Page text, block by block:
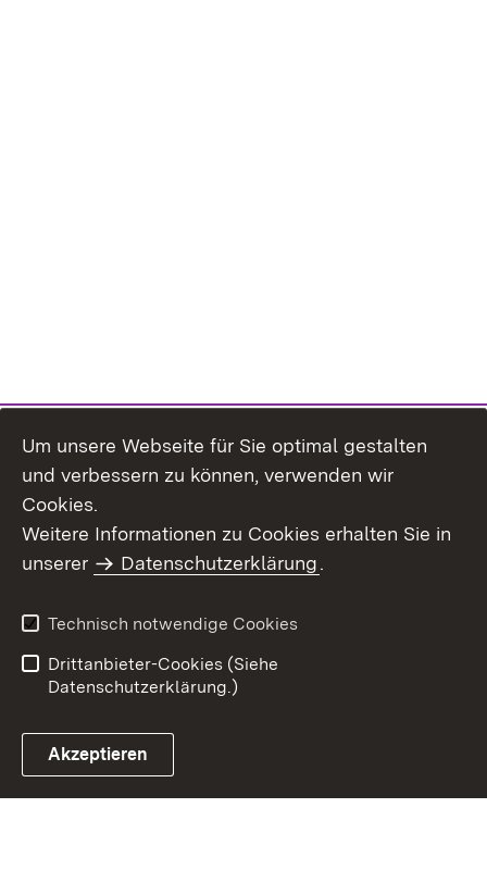
Benutzungshinweise
Erklärung zur
Um unsere Webseite für Sie optimal gestalten
und verbessern zu können, verwenden wir
Cookies.
Weitere Informationen zu Cookies erhalten Sie in
unserer
Datenschutzerklärung.
Technisch notwendige Cookies
Drittanbieter-Cookies (Siehe
Datenschutzerklärung.)
Akzeptieren